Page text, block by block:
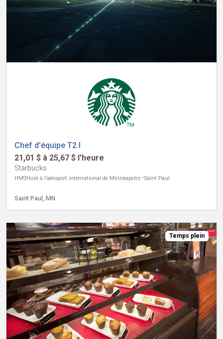
Chef d'équipe T2 I
21,01 $ à 25,67 $ l'heure
Starbucks
HMSHost à l’aéroport international de Minneapolis–Saint Paul
Saint Paul, MN
Temps plein